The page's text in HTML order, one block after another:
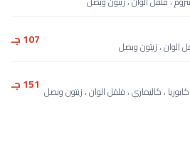
الوان ، زيتون وبصل 107 جـ
، كاليماري ، فلفل الوان ، زيتون وبصل 151 جـ